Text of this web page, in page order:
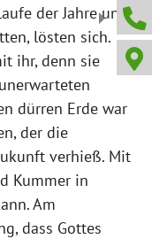
der Jahre und
lösten sich.
ihr, denn sie
dürren Erde war
der die
verhieß. Mit
Kummer in
Am
dass Gottes